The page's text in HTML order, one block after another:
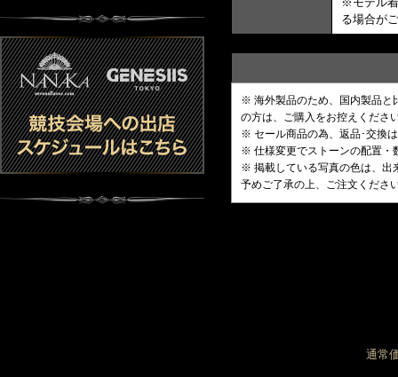
る場合が
※ 海外製品のため、国内製品と
の方は、ご購入をお控えくださ
※ セール商品の為、返品･交換
※ 仕様変更でストーンの配置・
※ 掲載している写真の色は、出
予めご了承の上、ご注文くださ
通常